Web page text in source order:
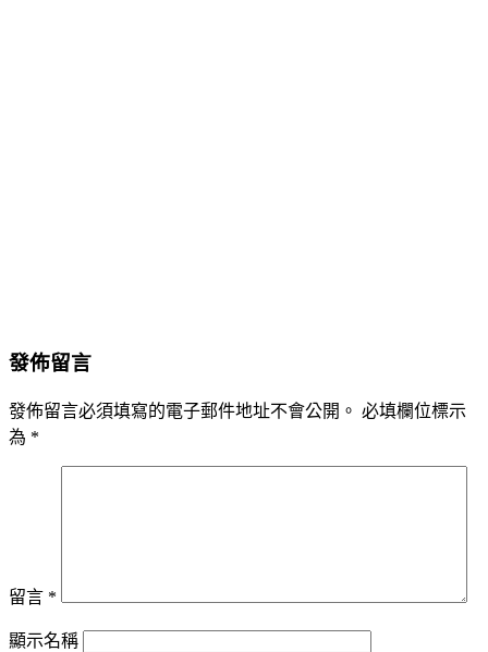
發佈留言
發佈留言必須填寫的電子郵件地址不會公開。 必填欄位標示
為 *
留言 *
顯示名稱